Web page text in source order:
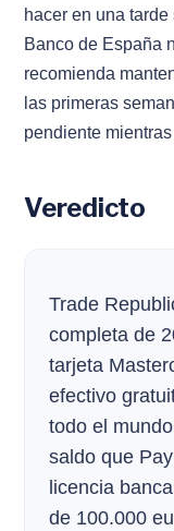
hacer en una
Banco de España
recomienda
las primeras
pendiente
Veredicto
Trade
completa de
tarjeta
efectivo
todo el
saldo que
licencia
de 100.000